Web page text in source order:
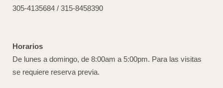
305-4135684 / 315-8458390
Horarios
De lunes a domingo, de 8:00am a 5:00pm. Para las visitas
se requiere reserva previa.